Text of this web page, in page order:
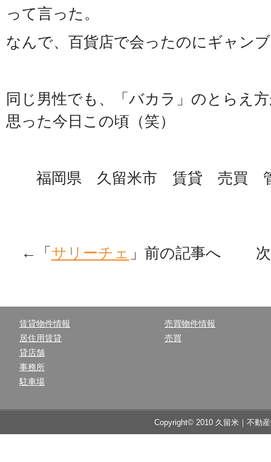
って言った。
なんで、百貨店で会ったのにギャン
同じ男性でも、「バカラ」のとらえ
思った今日この頃（笑）
福岡県 久留米市 賃貸 売買
←「 サリーチェ 」前の記事へ 次
賃貸物件情報
居住用賃貸
貸店舗
事務所
駐車場
売買物件情報
売買
Copyright© 2010 久留米｜不動